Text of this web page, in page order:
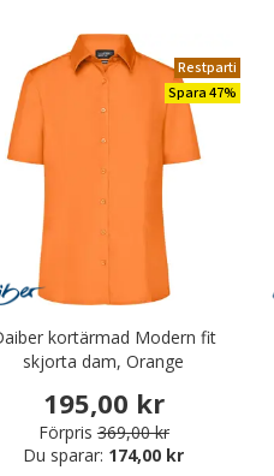
Restparti
Spara 47%
kortärmad Modern fit
skjorta dam, Orange
195,00 kr
Förpris 369,00 kr
Du sparar: 174,00 kr